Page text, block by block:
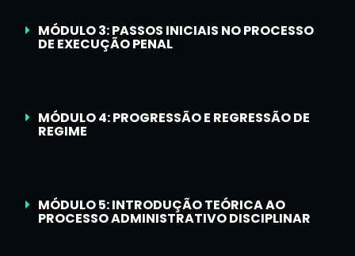
MÓDULO 3: PASSOS INICIAIS NO PROCESSO
DE EXECUÇÃO PENAL
MÓDULO 4: PROGRESSÃO E REGRESSÃO DE
REGIME
MÓDULO 5: INTRODUÇÃO TEÓRICA AO
PROCESSO ADMINISTRATIVO DISCIPLINAR